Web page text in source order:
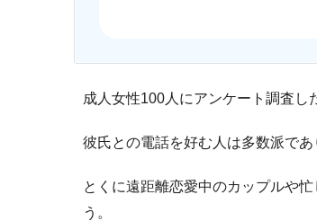
成人女性100人にアンケート調査し
彼氏との電話を好む人は多数派で
とくに遠距離恋愛中のカップルや
う。